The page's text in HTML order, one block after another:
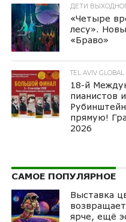
ДЕТИ
«Четыре
лесу».
«Браво»
TEL AVIV GLOBAL
18-й
пианистов
прямую!
2026
САМОЕ ПОПУЛЯРНОЕ
Выставка
ярче, ещё